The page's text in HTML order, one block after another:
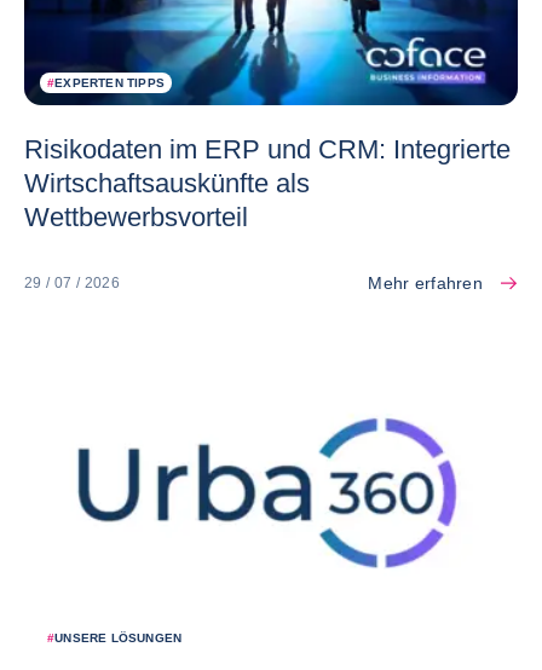
#EXPERTEN TIPPS
Risikodaten im ERP und CRM: Integrierte
Wirtschaftsauskünfte als
Wettbewerbsvorteil
29 / 07 / 2026 Mehr erfahren
#UNSERE LÖSUNGEN